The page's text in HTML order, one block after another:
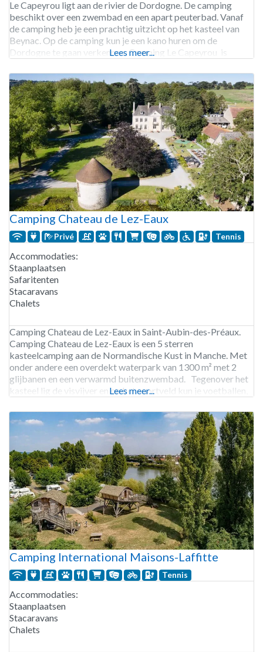
Le Capeyrou ligt aan de rivier de Dordogne. De camping
beschikt over een zwembad en een apart peuterbad. Vanaf
de camping heb je een prachtig uitzicht op het kasteel van
Beynac. Op de camping kun je een kano huren om de
Dordogne te gaan verkennen. Camping Le Capeyrou is
Lees meer...
Camping Chateau de Lez-Eaux
Privé Tennis
Accommodaties:
Staanplaatsen
Safaritenten
Stacaravans
Chalets
Camping Chateau de Lez-Eaux in Saint-Aubin-des-Préaux.
Camping Chateau de Lez-Eaux is een 5 sterren
kasteelcamping aan de Normandische Kust in Manche. Met
onder andere een overdekt waterpark van 1300 m² met 2
glijbanen en een verwarmd buitenzwembad. Tegenover het
kasteel lig de visvijver en op het sportveld kun je voetballen,
kilometer
Lees meer...
Camping International Maisons-Laffitte
Tennis
Accommodaties:
Staanplaatsen
Stacaravans
Chalets